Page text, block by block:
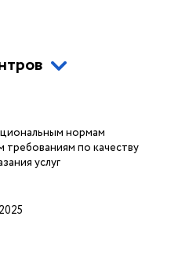
нормам
по качеству
услуг